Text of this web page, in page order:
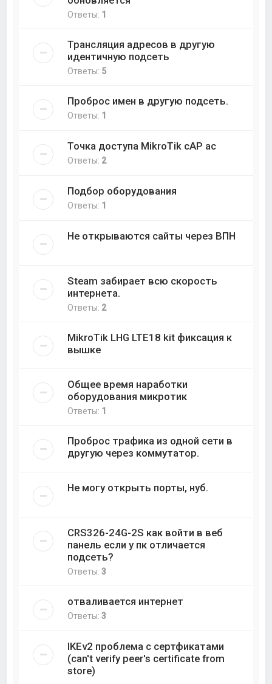
Ответы: 1
Трансляция адресов в другую
идентичную подсеть
Ответы: 5
Проброс имен в другую подсеть.
Ответы: 1
Точка доступа MikroTik cAP ac
Ответы: 2
Подбор оборудования
Ответы: 1
Не открываются сайты через ВПН
Steam забирает всю скорость
интернета.
Ответы: 2
MikroTik LHG LTE18 kit фиксация к
вышке
Общее время наработки
оборудования микротик
Ответы: 1
Проброс трафика из одной сети в
другую через коммутатор.
Не могу открыть порты, нуб.
CRS326-24G-2S как войти в веб
панель если у пк отличается
подсеть?
Ответы:3
отваливается интернет
Ответы:3
IKEv2 проблема с сертфикатами
(can't verify peer's certificate from
store)